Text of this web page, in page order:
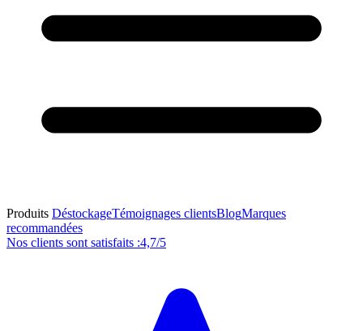
Produits DéstockageTémoignages clientsBlogMarques
recommandées
Nos clients sont satisfaits :4,7/5